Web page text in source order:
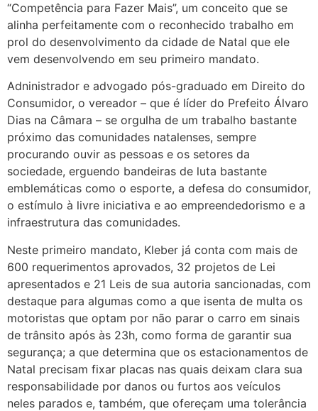
“Competência para Fazer Mais”, um conceito que se
alinha perfeitamente com o reconhecido trabalho em
prol do desenvolvimento da cidade de Natal que ele
vem desenvolvendo em seu primeiro mandato.
Adninistrador e advogado pós-graduado em Direito do
Consumidor, o vereador – que é líder do Prefeito Álvaro
Dias na Câmara – se orgulha de um trabalho bastante
próximo das comunidades natalenses, sempre
procurando ouvir as pessoas e os setores da
sociedade, erguendo bandeiras de luta bastante
emblemáticas como o esporte, a defesa do consumidor,
o estímulo à livre iniciativa e ao empreendedorismo e a
infraestrutura das comunidades.
Neste primeiro mandato, Kleber já conta com mais de
600 requerimentos aprovados, 32 projetos de Lei
apresentados e 21 Leis de sua autoria sancionadas, com
destaque para algumas como a que isenta de multa os
motoristas que optam por não parar o carro em sinais
de trânsito após às 23h, como forma de garantir sua
segurança; a que determina que os estacionamentos de
Natal precisam fixar placas nas quais deixam clara sua
responsabilidade por danos ou furtos aos veículos
neles parados e, também, que ofereçam uma tolerância